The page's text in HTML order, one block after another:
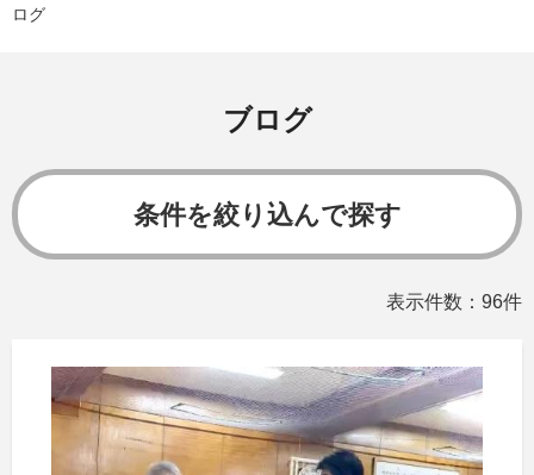
ログ
ブログ
条件を絞り込んで探す
表示件数：96件